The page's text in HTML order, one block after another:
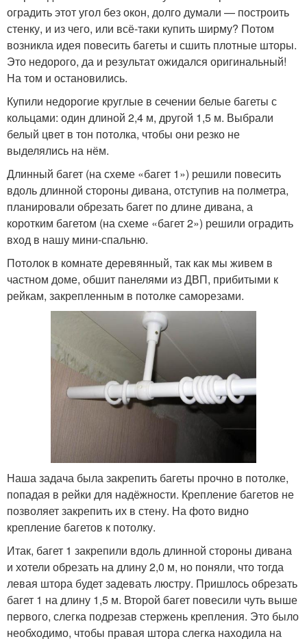
оградить этот угол без окон, долго думали — построить
стенку, и из чего, или всё-таки купить ширму? Потом
возникла идея повесить багеты и сшить плотные шторы.
Это недорого, да и результат ожидался оригинальный!
На том и остановились.
Купили недорогие круглые в сечении белые багеты с
кольцами: один длиной 2,4 м, другой 1,5 м. Выбрали
белый цвет в тон потолка, чтобы они резко не
выделялись на нём.
Длинный багет (на схеме «багет 1») решили повесить
вдоль длинной стороны дивана, отступив на полметра,
планировали обрезать багет по длине дивана, а
коротким багетом (на схеме «багет 2») решили оградить
вход в нашу мини-спальню.
Потолок в комнате деревянный, так как мы живем в
частном доме, обшит панелями из ДВП, прибитыми к
рейкам, закрепленным в потолке саморезами.
Наша задача была закрепить багеты прочно в потолке,
попадая в рейки для надёжности. Крепление багетов не
позволяет закрепить их в стену. На фото видно
крепление багетов к потолку.
Итак, багет 1 закрепили вдоль длинной стороны дивана
и хотели обрезать на длину 2,0 м, но поняли, что тогда
левая штора будет задевать люстру. Пришлось обрезать
багет 1 на длину 1,5 м. Второй багет повесили чуть выше
первого, слегка подрезав стержень крепления. Это было
необходимо, чтобы правая штора слегка находила на